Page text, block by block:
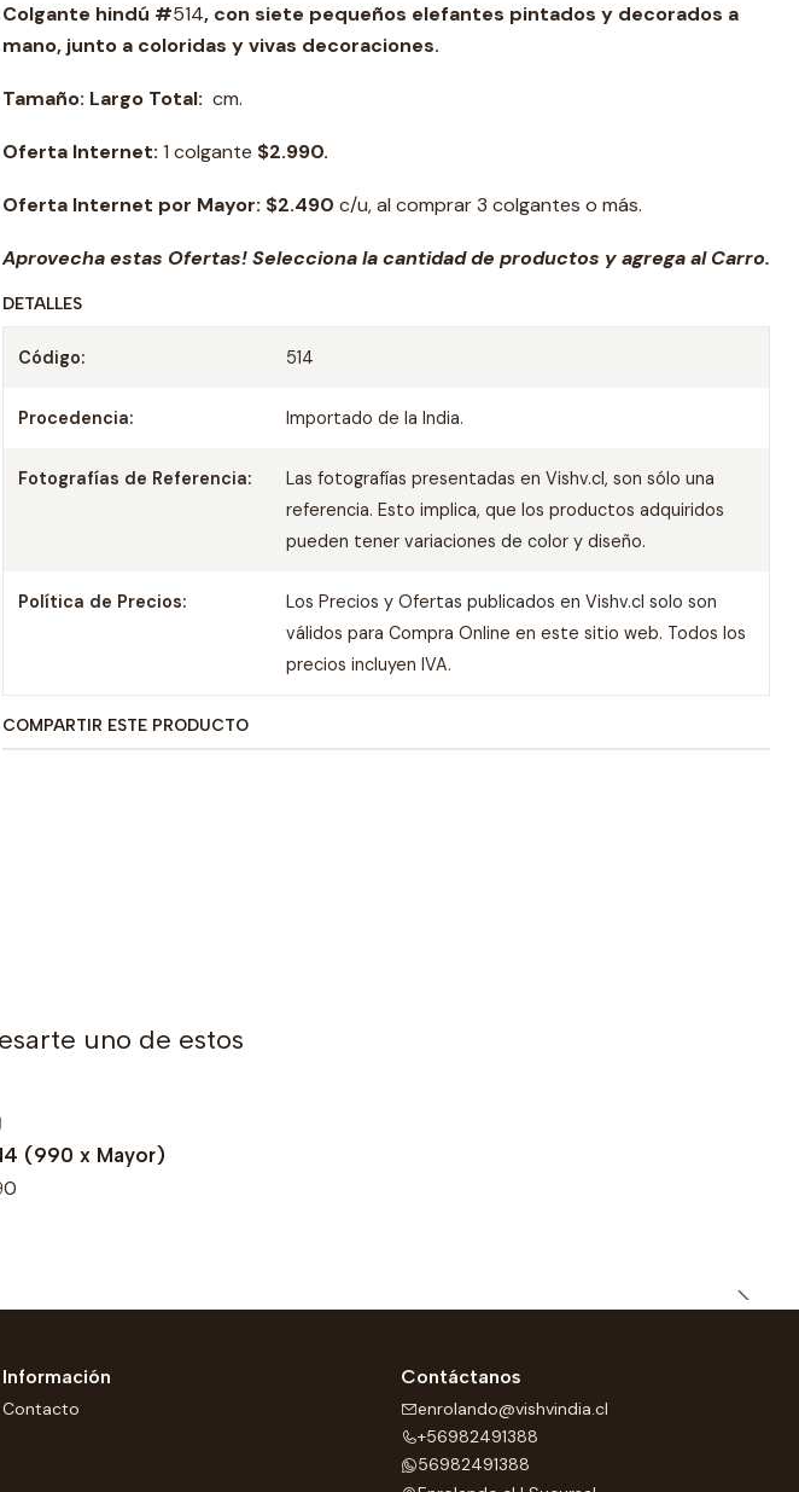
Colgante hindú #514, con siete pequeños elefantes pintados y decorados a
mano, junto a coloridas y vivas decoraciones.
Tamaño: Largo Total: cm.
Oferta Internet: 1 colgante $2.990.
Oferta Internet por Mayor: $2.490 c/u, al comprar 3 colgantes o más.
Aprovecha estas Ofertas! Selecciona la cantidad de productos y agrega al Carro.
DETALLES
Código: 514
Procedencia: Importado de la India.
Fotografías de Referencia:
Las fotografías presentadas en Vishv.cl, son sólo una
referencia. Esto implica, que los productos adquiridos
pueden tener variaciones de color y diseño.
Política de Precios:
Los Precios y Ofertas publicados en Vishv.cl solo son
válidos para Compra Online en este sitio web. Todos los
precios incluyen IVA.
COMPARTIR ESTE PRODUCTO
uno de estos
|
(990 x Mayor)
Información
Contacto
Contáctanos
enrolando@vishvindia.cl
+56982491388
56982491388